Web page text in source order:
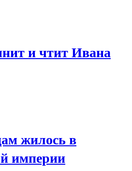
и чтит Ивана
жилось в
империи